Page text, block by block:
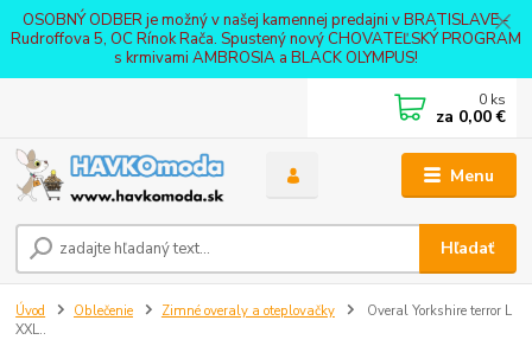
OSOBNÝ ODBER je možný v našej kamennej predajni v BRATISLAVE -
Rudroffova 5, OC Rínok Rača. Spustený nový CHOVATEĽSKÝ PROGRAM
s krmivami AMBROSIA a BLACK OLYMPUS!
Menu
Hľadať
0 ks
za 0,00 €
Úvod Oblečenie Zimné overaly a oteplovačky
Overal Yorkshire terror L
XXL..